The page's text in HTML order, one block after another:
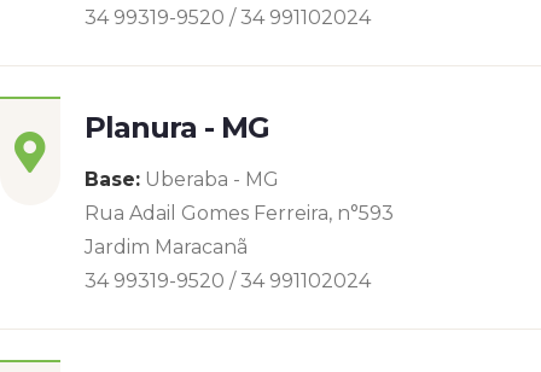
34 99319-9520 / 34 991102024
Planura - MG
Base: Uberaba - MG
Rua Adail Gomes Ferreira, n°593
Jardim Maracanã
34 99319-9520 / 34 991102024